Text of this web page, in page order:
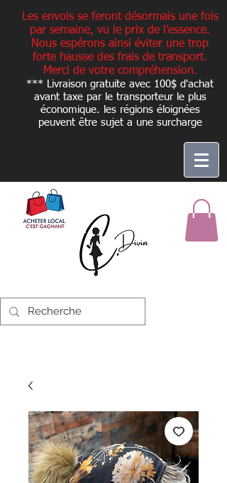
Les envois se feront désormais une fois
par semaine, vu le prix de l’essence.
Nous espérons ainsi éviter une trop
forte hausse des frais de transport.
Merci de votre compréhension.
*** Livraison gratuite avec 100$ d'achat
avant taxe par le transporteur le plus
économique. les régions éloignées
peuvent être sujet a une surcharge